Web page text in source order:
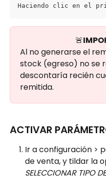
Haciendo clic en el
🚨
Al no generarse el
stock (egreso) no se
descontaría recién
remitida.
ACTIVAR
Ir a configuración >
de venta, y tildar la
SELECCIONAR TIPO